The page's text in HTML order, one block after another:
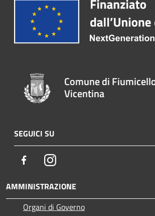
Comune di
Vicentina
SEGUICI SU
FacebookInstagram
AMMINISTRAZIONE
Organi di Governo